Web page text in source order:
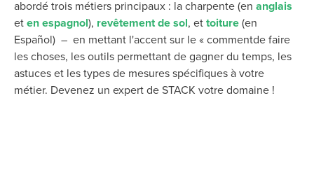
abordé trois métiers principaux : la charpente (en anglais
et en espagnol), revêtement de sol, et toiture (en
Español) – en mettant l'accent sur le « commentde faire
les choses, les outils permettant de gagner du temps, les
astuces et les types de mesures spécifiques à votre
métier. Devenez un expert de STACK votre domaine !